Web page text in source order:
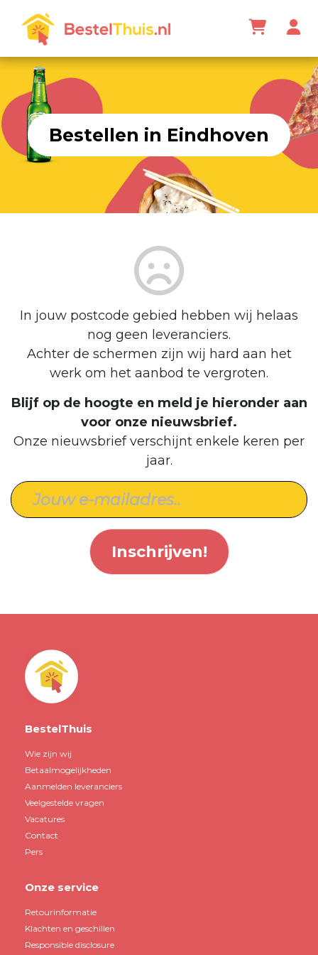
Bestellen in Eindhoven
In jouw postcode gebied hebben wij helaas
nog geen leveranciers.
Achter de schermen zijn wij hard aan het
werk om het aanbod te vergroten.
Blijf op de hoogte en meld je hieronder aan
voor onze nieuwsbrief.
Onze nieuwsbrief verschijnt enkele keren per
jaar.
Inschrijven!
BestelThuis
Wie zijn wij
Betaalmogelijkheden
Aanmelden leveranciers
Veelgestelde vragen
Vacatures
Contact
Pers
Onze service
Retourinformatie
Klachten en geschillen
Responsible disclosure